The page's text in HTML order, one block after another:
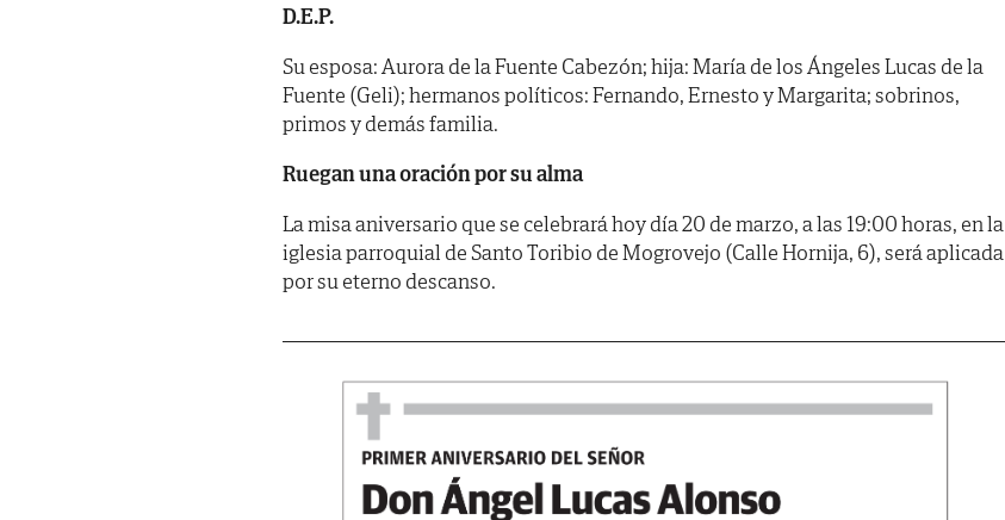
D.E.P.
Su esposa: Aurora de la Fuente Cabezón; hija: María de los Ángeles Lucas de la
Fuente (Geli); hermanos políticos: Fernando, Ernesto y Margarita; sobrinos,
primos y demás familia.
Ruegan una oración por su alma
La misa aniversario que se celebrará hoy día 20 de marzo, a las 19:00 horas, en la
iglesia parroquial de Santo Toribio de Mogrovejo (Calle Hornija, 6), será aplicada
por su eterno descanso.